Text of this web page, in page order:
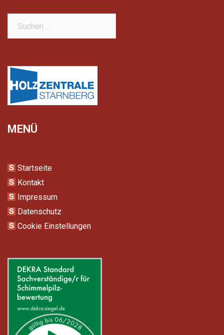
nach:
MENÜ
Startseite
Kontakt
Impressum
Datenschutz
Cookie Einstellungen